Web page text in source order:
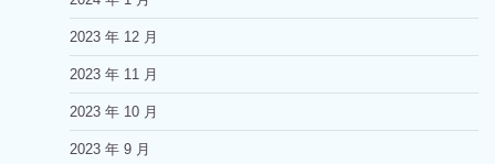
2023 年 12 月
2023 年 11 月
2023 年 10 月
2023 年 9 月